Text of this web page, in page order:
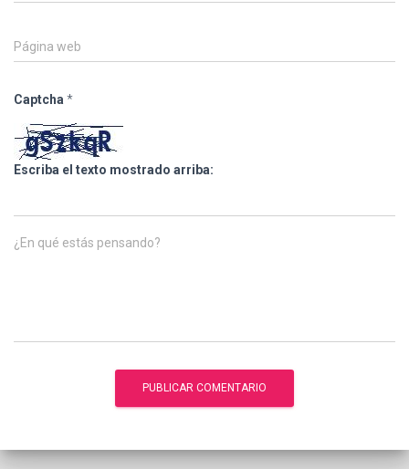
Página web
Captcha*
Escriba el texto mostrado arriba:
¿En qué estás pensando?